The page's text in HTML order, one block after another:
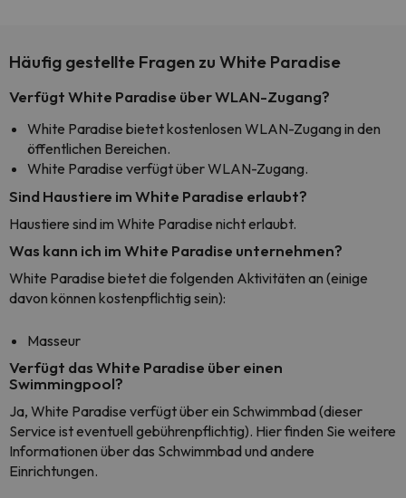
Häufig gestellte Fragen zu White Paradise
Verfügt White Paradise über WLAN-Zugang?
White Paradise bietet kostenlosen WLAN-Zugang in den
öffentlichen Bereichen.
White Paradise verfügt über WLAN-Zugang.
Sind Haustiere im White Paradise erlaubt?
Haustiere sind im White Paradise nicht erlaubt.
Was kann ich im White Paradise unternehmen?
White Paradise bietet die folgenden Aktivitäten an (einige
davon können kostenpflichtig sein):
Masseur
Verfügt das White Paradise über einen
Swimmingpool?
Ja, White Paradise verfügt über ein Schwimmbad (dieser
Service ist eventuell gebührenpflichtig). Hier finden Sie weitere
Informationen über das Schwimmbad und andere
Einrichtungen.